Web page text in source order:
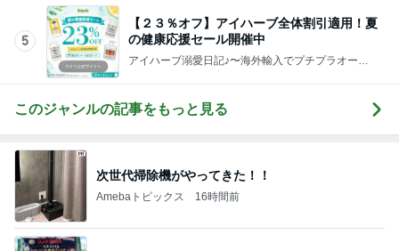
5
【２３％オフ】アイハーブ全体割引適用！夏
の健康応援セール開催中
アイハーブ溺愛日記♪〜海外輸入でプチプラオーガ
このジャンルの記事をもっと見る
次世代掃除機がやってきた！！
Amebaトピックス 16時間前